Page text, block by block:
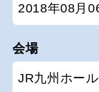
2018年08月
会場
JR九州ホー